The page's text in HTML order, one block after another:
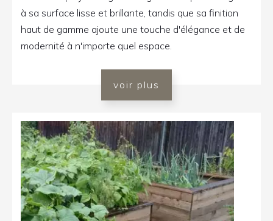
à sa surface lisse et brillante, tandis que sa finition
haut de gamme ajoute une touche d'élégance et de
modernité à n'importe quel espace.
voir plus